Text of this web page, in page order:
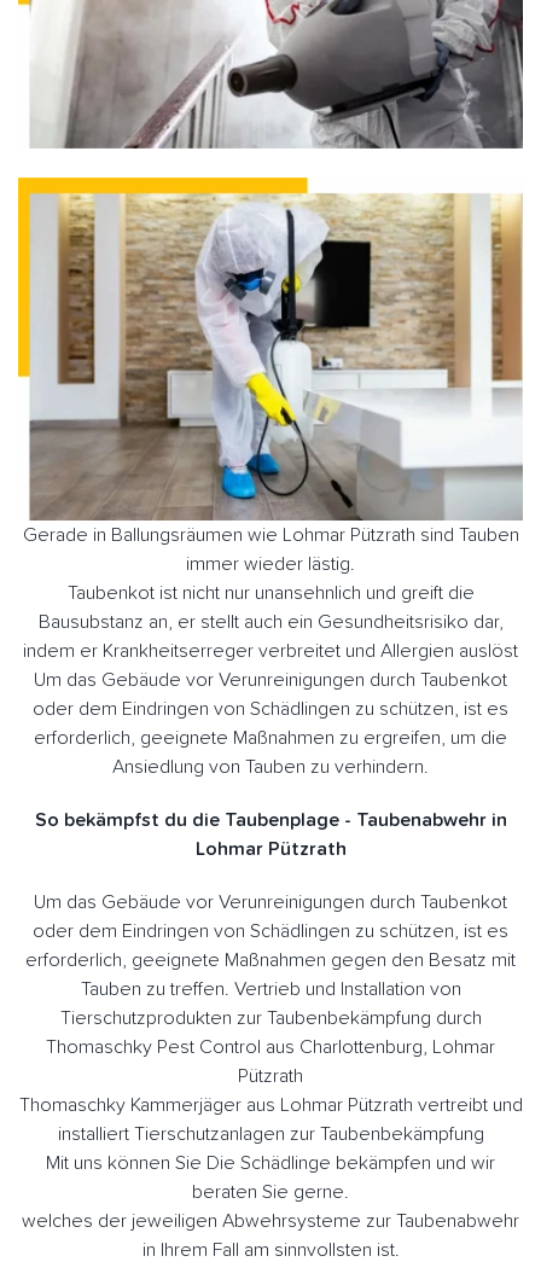
Gerade in Ballungsräumen wie Lohmar Pützrath sind Tauben
immer wieder lästig.
Taubenkot ist nicht nur unansehnlich und greift die
Bausubstanz an, er stellt auch ein Gesundheitsrisiko dar,
indem er Krankheitserreger verbreitet und Allergien auslöst
Um das Gebäude vor Verunreinigungen durch Taubenkot
oder dem Eindringen von Schädlingen zu schützen, ist es
erforderlich, geeignete Maßnahmen zu ergreifen, um die
Ansiedlung von Tauben zu verhindern.
So bekämpfst du die Taubenplage - Taubenabwehr in
Lohmar Pützrath
Um das Gebäude vor Verunreinigungen durch Taubenkot
oder dem Eindringen von Schädlingen zu schützen, ist es
erforderlich, geeignete Maßnahmen gegen den Besatz mit
Tauben zu treffen. Vertrieb und Installation von
Tierschutzprodukten zur Taubenbekämpfung durch
Thomaschky Pest Control aus Charlottenburg, Lohmar
Pützrath
Thomaschky Kammerjäger aus Lohmar Pützrath vertreibt und
installiert Tierschutzanlagen zur Taubenbekämpfung
Mit uns können Sie Die Schädlinge bekämpfen und wir
beraten Sie gerne.
welches der jeweiligen Abwehrsysteme zur Taubenabwehr
in Ihrem Fall am sinnvollsten ist.